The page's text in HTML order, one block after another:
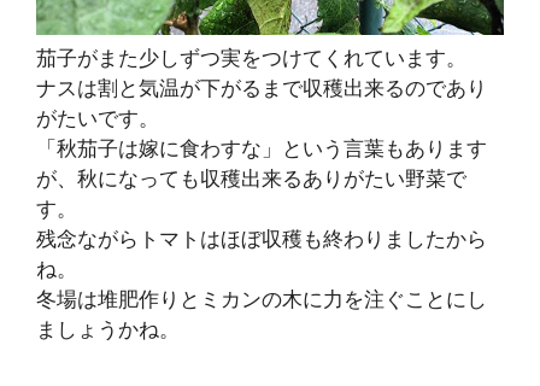
茄子がまた少しずつ実をつけてくれています。
ナスは割と気温が下がるまで収穫出来るのであり
がたいです。
「秋茄子は嫁に食わすな」という言葉もあります
が、秋になっても収穫出来るありがたい野菜で
す。
残念ながらトマトはほぼ収穫も終わりましたから
ね。
冬場は堆肥作りとミカンの木に力を注ぐことにし
ましょうかね。